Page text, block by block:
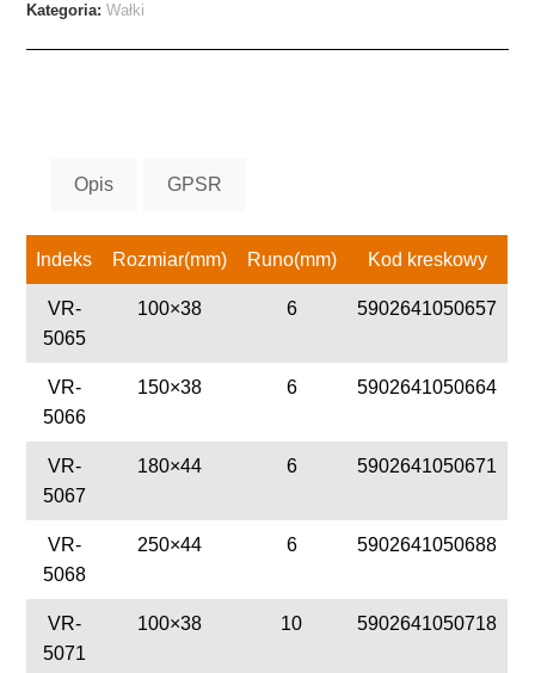
Kategoria:Wałki
Opis GPSR
Indeks Rozmiar(mm) Runo(mm) Kod kreskowy
VR-
5065
100×38 6 5902641050657
VR-
5066
150×38 6 5902641050664
VR-
5067
180×44 6 5902641050671
VR-
5068
250×44 6 5902641050688
VR-
5071
100×38 10 5902641050718